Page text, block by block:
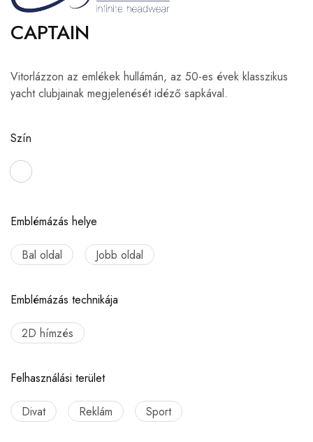
CAPTAIN
Vitorlázzon az emlékek hullámán, az 50-es évek klasszikus
yacht clubjainak megjelenését idéző sapkával.
Szín
Emblémázás helye
Bal oldal Jobb oldal
Emblémázás technikája
2D hímzés
Felhasználási terület
Divat Reklám Sport